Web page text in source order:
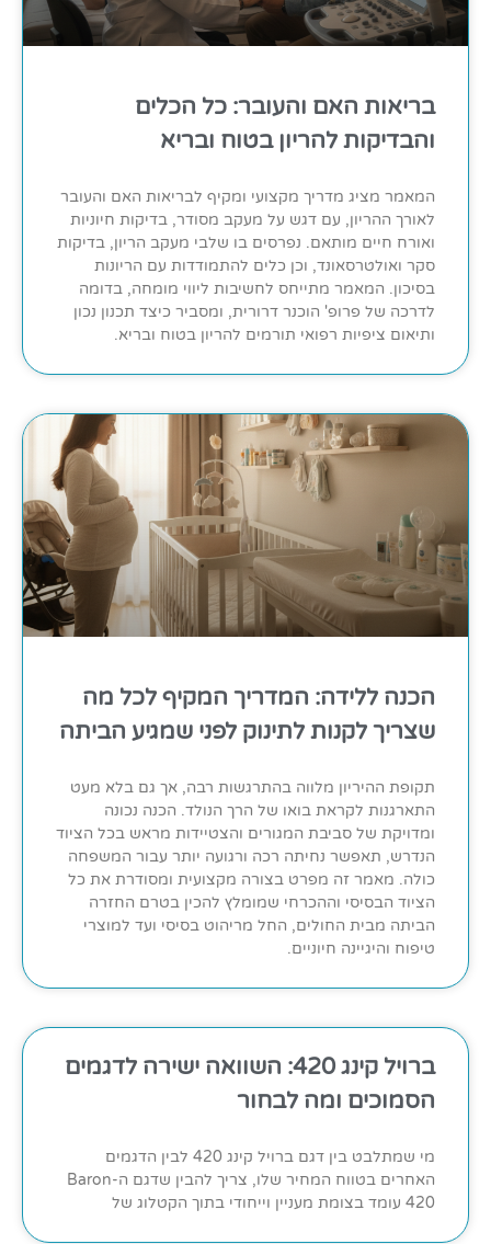
בריאות האם והעובר: כל הכלים
והבדיקות להריון בטוח ובריא
המאמר מציג מדריך מקצועי ומקיף לבריאות האם והעובר
לאורך ההריון, עם דגש על מעקב מסודר, בדיקות חיוניות
ואורח חיים מותאם. נפרסים בו שלבי מעקב הריון, בדיקות
סקר ואולטרסאונד, וכן כלים להתמודדות עם הריונות
בסיכון. המאמר מתייחס לחשיבות ליווי מומחה, בדומה
לדרכה של פרופ' הוכנר דרורית, ומסביר כיצד תכנון נכון
ותיאום ציפיות רפואי תורמים להריון בטוח ובריא.
הכנה ללידה: המדריך המקיף לכל מה
שצריך לקנות לתינוק לפני שמגיע הביתה
תקופת ההיריון מלווה בהתרגשות רבה, אך גם בלא מעט
התארגנות לקראת בואו של הרך הנולד. הכנה נכונה
ומדויקת של סביבת המגורים והצטיידות מראש בכל הציוד
הנדרש, תאפשר נחיתה רכה ורגועה יותר עבור המשפחה
כולה. מאמר זה מפרט בצורה מקצועית ומסודרת את כל
הציוד הבסיסי וההכרחי שמומלץ להכין בטרם החזרה
הביתה מבית החולים, החל מריהוט בסיסי ועד למוצרי
טיפוח והיגיינה חיוניים.
ברויל קינג 420: השוואה ישירה לדגמים
הסמוכים ומה לבחור
מי שמתלבט בין דגם ברויל קינג 420 לבין הדגמים
האחרים בטווח המחיר שלו, צריך להבין שדגם ה-Baron
420 עומד בצומת מעניין וייחודי בתוך הקטלוג של